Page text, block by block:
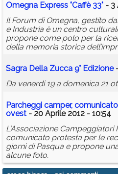
Omegna Express "Caffè 33" - 3
Il Forum di Omegna, gestito
e Industria è un centro
propone come polo per la
della memoria storica
Sagra Della Zucca 9° Edizione-
Da venerdi 19 a domenica 21
Parcheggi camper,
ovest - 20 Aprile 2012 - 10:54
L'Associazione Campeggiatori
comunicato protesta per le
giorni di Pasqua e propone
alcune foto.